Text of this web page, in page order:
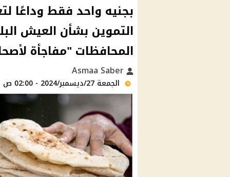
بجنيه واحد فقط وداعًا
التموين بشأن العيش
المحافظات "مفاجأة
الجمعة 27/ديسمبر/2024 - 02:00 ص